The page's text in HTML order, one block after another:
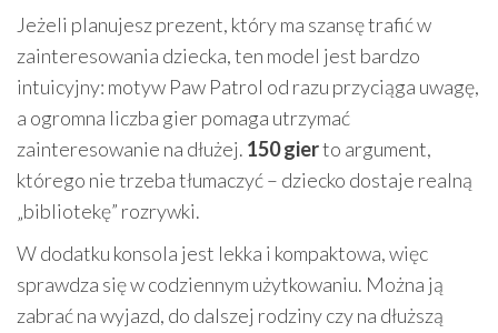
Jeżeli planujesz prezent, który ma szansę trafić w
zainteresowania dziecka, ten model jest bardzo
intuicyjny: motyw Paw Patrol od razu przyciąga uwagę,
a ogromna liczba gier pomaga utrzymać
zainteresowanie na dłużej. 150 gierto argument,
którego nie trzeba tłumaczyć – dziecko dostaje realną
„bibliotekę” rozrywki.
W dodatku konsola jest lekka i kompaktowa, więc
sprawdza się w codziennym użytkowaniu. Można ją
zabrać na wyjazd, do dalszej rodziny czy na dłuższą